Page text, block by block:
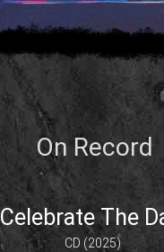
On Record
Celebrate The
CD (2025)